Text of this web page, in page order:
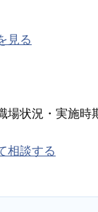
見る
場状況・実施時
相談する